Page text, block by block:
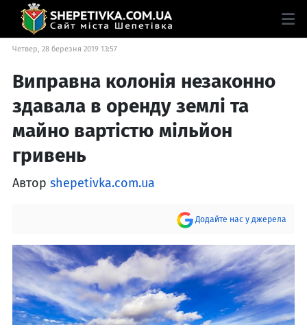
Четвер, 28 березня 2019 13:57
Виправна колонія незаконно
здавала в оренду землі та
майно вартістю мільйон
гривень
Автор shepetivka.com.ua
Додайте нас у джерела